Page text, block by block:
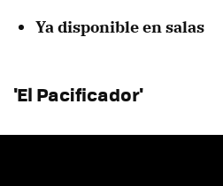
Ya disponible en salas
'El Pacificador'